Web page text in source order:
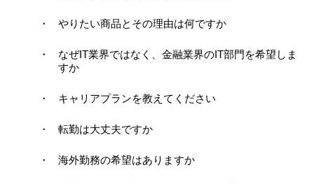
やりたい商品とその理由は何ですか
なぜIT業界ではなく、金融業界のIT部門を希望しま
すか
キャリアプランを教えてください
転勤は大丈夫ですか
海外勤務の希望はありますか